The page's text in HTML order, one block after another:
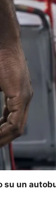
un